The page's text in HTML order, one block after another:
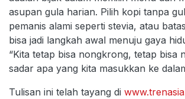
asupan gula harian. Pilih kopi tanpa
pemanis alami seperti stevia, atau
bisa jadi langkah awal menuju gaya
“Kita tetap bisa nongkrong, tetap bisa
sadar apa yang kita masukkan ke
Tulisan ini telah tayang di